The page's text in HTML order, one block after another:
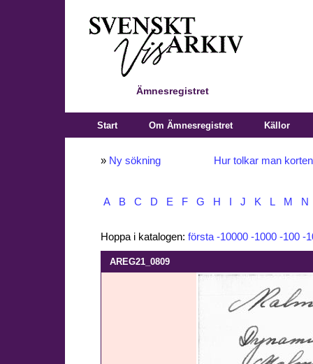
Ämnesregistret
Start Om Ämnesregistret Källor
» Ny sökning Hur tolkar man
A B C D E F G H J K L M N
Hoppa i katalogen: första -10000 -1000 -100 -
AREG21_0809